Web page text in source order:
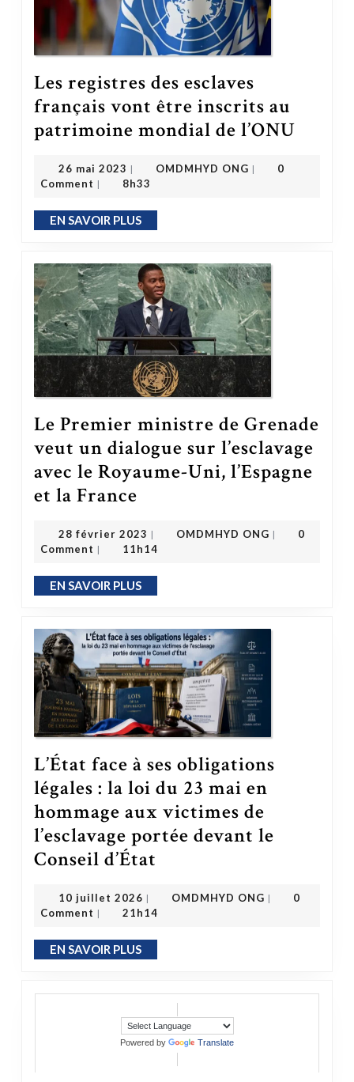
Les registres des esclaves
français vont être inscrits au
patrimoine mondial de l’ONU
26 mai 2023 | OMDMHYD ONG |
0
Comment | 8h33
EN SAVOIR PLUSEN SAVOIR PLUS
Le Premier ministre de Grenade
veut un dialogue sur l’esclavage
avec le Royaume-Uni, l’Espagne
et la France
28 février 2023 | OMDMHYD ONG |
0
Comment | 11h14
EN SAVOIR PLUSEN SAVOIR PLUS
L’État face à ses obligations
légales : la loi du 23 mai en
hommage aux victimes de
l’esclavage portée devant le
Conseil d’État
10 juillet 2026 10 juillet 2026
| OMDMHYD ONG |
0
Comment | 21h14
EN SAVOIR PLUSEN SAVOIR PLUS
Powered by Translate